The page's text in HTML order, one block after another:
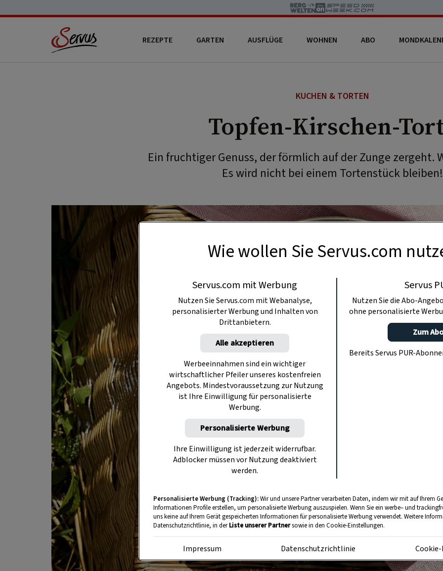
REZEPTE GARTEN AUSFLÜGE WOHNEN ABO
KUCHEN & TORTEN
Topfen-Kirschen-
Ein fruchtiger Genuss, der förmlich auf der Zunge zergeht.
Es wird nicht bei einem Tortenstück bleiben!
Wie wollen Sie Servus.com
Servus.com mit Werbung
Nutzen Sie Servus.com mit Webanalyse,
personalisierter Werbung und Inhalten von
Drittanbietern.
Alle akzeptieren
Werbeeinnahmen sind ein wichtiger
wirtschaftlicher Pfeiler unseres kostenfreien
Angebots. Mindestvoraussetzung zur Nutzung
ist Ihre Einwilligung für personalisierte
Werbung.
Personalisierte Werbung
Ihre Einwilligung ist jederzeit widerrufbar.
Adblocker müssen vor Nutzung deaktiviert
werden.
Servus
Nutzen Sie die Abo-
ohne personalisierte
Zum
Bereits Servus PUR-
Personalisierte Werbung (Tracking):Wir und unsere Partner verarbeiten Daten, indem wir mit auf Ihrem
Informationen Profile erstellen, um personalisierte Werbung auszuspielen. Wenn Sie ein werbe– und
uns keine auf Ihrem Gerät gespeicherten Informationen für personalisierte Werbung verwendet. Weitere
Datenschutzrichtlinie, in derListe unserer Partnersowie in den Cookie-Einstellungen.
Impressum Datenschutzrichtlinie